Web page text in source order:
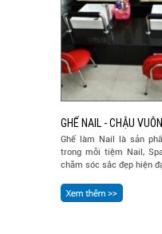
GHẾ NAIL - CHẬU
Ghế làm Nail là sản
trong mỗi tiệm Nail,
chăm sóc sắc đẹp hiện